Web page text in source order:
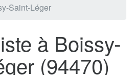
Saint-Léger
à Boissy-
(94470)